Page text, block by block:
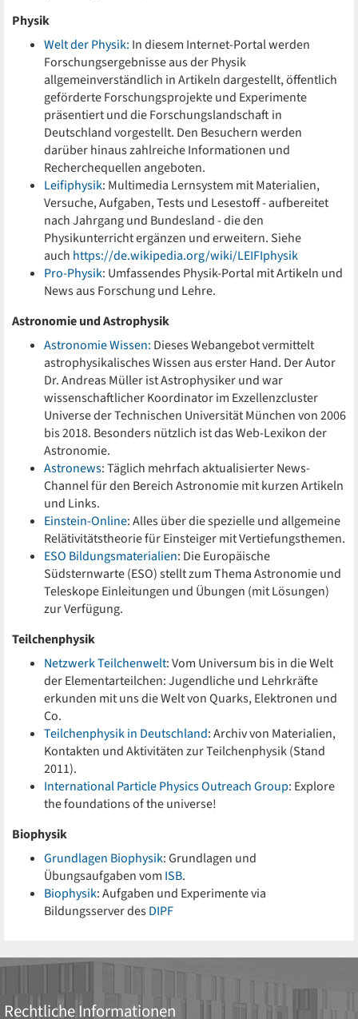
Physik
Welt der Physik: In diesem Internet-Portal werden
Forschungsergebnisse aus der Physik
allgemeinverständlich in Artikeln dargestellt, öffentlich
geförderte Forschungsprojekte und Experimente
präsentiert und die Forschungslandschaft in
Deutschland vorgestellt. Den Besuchern werden
darüber hinaus zahlreiche Informationen und
Recherchequellen angeboten.
Leifiphysik: Multimedia Lernsystem mit Materialien,
Versuche, Aufgaben, Tests und Lesestoff - aufbereitet
nach Jahrgang und Bundesland - die den
Physikunterricht ergänzen und erweitern. Siehe
auch https://de.wikipedia.org/wiki/LEIFIphysik
Pro-Physik: Umfassendes Physik-Portal mit Artikeln und
News aus Forschung und Lehre.
Astronomie und Astrophysik
Astronomie Wissen: Dieses Webangebot vermittelt
astrophysikalisches Wissen aus erster Hand. Der Autor
Dr. Andreas Müller ist Astrophysiker und war
wissenschaftlicher Koordinator im Exzellenzcluster
Universe der Technischen Universität München von 2006
bis 2018. Besonders nützlich ist das Web-Lexikon der
Astronomie.
Astronews: Täglich mehrfach aktualisierter News-
Channel für den Bereich Astronomie mit kurzen Artikeln
und Links.
Einstein-Online: Alles über die spezielle und allgemeine
Relätivitätstheorie für Einsteiger mit Vertiefungsthemen.
ESO Bildungsmaterialien: Die Europäische
Südsternwarte (ESO) stellt zum Thema Astronomie und
Teleskope Einleitungen und Übungen (mit Lösungen)
zur Verfügung.
Teilchenphysik
Netzwerk Teilchenwelt: Vom Universum bis in die Welt
der Elementarteilchen: Jugendliche und Lehrkräfte
erkunden mit uns die Welt von Quarks, Elektronen und
Co.
Teilchenphysik in Deutschland: Archiv von Materialien,
Kontakten und Aktivitäten zur Teilchenphysik (Stand
2011).
International Particle Physics Outreach Group: Explore
the foundations of the universe!
Biophysik
Grundlagen Biophysik: Grundlagen und
Übungsaufgaben vom ISB.
Biophysik: Aufgaben und Experimente via
Bildungsserver desDIPF
Rechtliche Informationen